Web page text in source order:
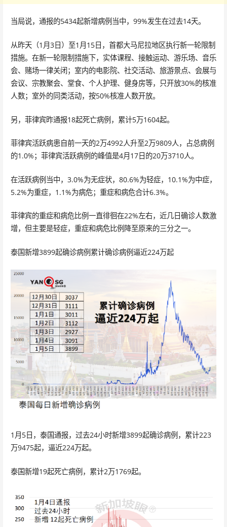
当局说，通报的5434起新增病例当中，99%发生在过去14天。
从昨天（1月3日）至1月15日，首都大马尼拉地区执行新一轮限制
措施。在新一轮限制措施下，实体课程、接触运动、游乐场、音乐
会、赌场一律关闭；室内的电影院、社交活动、旅游景点、会展与
会议、宗教聚会、堂食、个人护理、健身房等，只开放30%的核准
人数；室外的同类活动，按50%核准人数开放。
另，菲律宾昨通报18起死亡病例，累计5万1604起。
菲律宾活跃病患自前一天的2万4992人升至2万9809人，占总病例
的1.0%；菲律宾活跃病例的峰值是4月17日的20万3710人。
在活跃病例当中，3.0%为无症状，80.6%为轻症，10.1%为中症，
5.2%为重症，1.1%为病危；重症和病危合计6.3%。
菲律宾的重症和病危比例一直徘徊在22%左右，近几日确诊人数激
增，但主要是轻症，重症和病危比例降至原来的三分之一。
泰国新增3899起确诊病例累计确诊病例逼近224万起
1月5日，泰国通报，过去24小时新增3899起确诊病例，累计223
万9475起，逼近224万起。
泰国新增19起死亡病例，累计2万1769起。